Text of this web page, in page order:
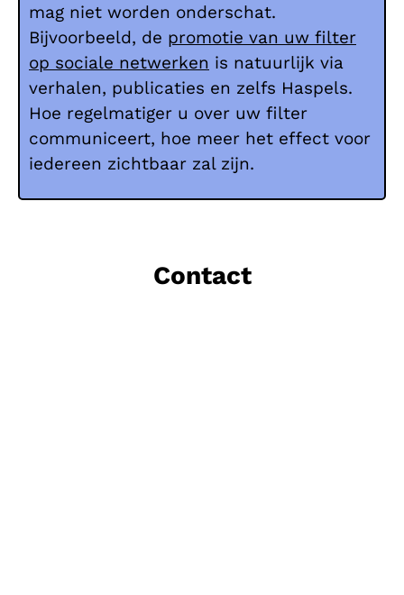
mag niet worden onderschat.
Bijvoorbeeld, de promotie van uw filter
op sociale netwerken is natuurlijk via
verhalen, publicaties en zelfs Haspels.
Hoe regelmatiger u over uw filter
communiceert, hoe meer het effect voor
iedereen zichtbaar zal zijn.
Contact